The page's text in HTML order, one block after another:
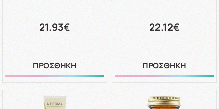
21.93€
ΠΡΟΣΘΗΚΗ
22.12€
ΠΡΟΣΘΗΚΗ